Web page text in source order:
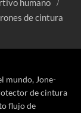
humano
de cintura
mundo, Jone-
de cintura
flujo de